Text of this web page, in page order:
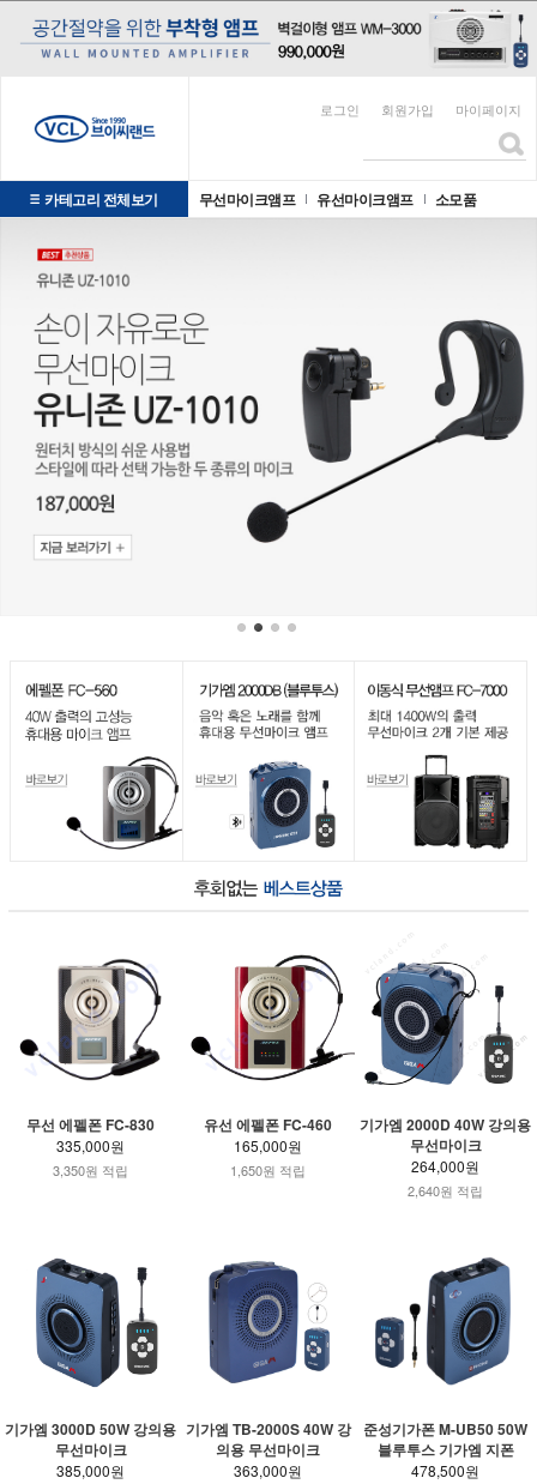
로그인 회원가입 마이페이지
카테고리 전체보기 무선마이크앰프 유선마이크앰프 소모품
무선 에펠폰 FC-830
335,000원
3,350원 적립
유선 에펠폰 FC-460
165,000원
1,650원 적립
기가엠 2000D 40W 강의용
무선마이크
264,000원
2,640원 적립
기가엠 3000D 50W 강의용
무선마이크
385,000원
기가엠 TB-2000S 40W 강
의용 무선마이크
363,000원
준성기가폰 M-UB50 50W
블루투스 기가엠 지폰
478,500원